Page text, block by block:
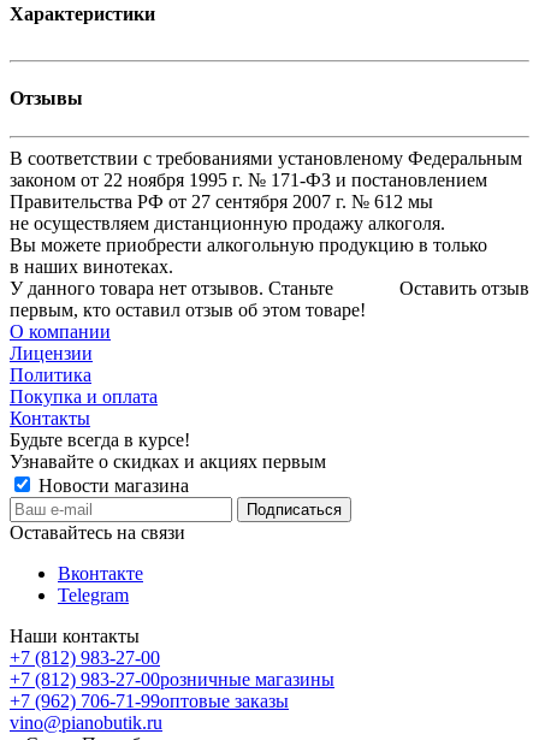
Характеристики
Отзывы
В соответствии с требованиями установленому Федеральным
законом от 22 ноября 1995 г. № 171-ФЗ и постановлением
Правительства РФ от 27 сентября 2007 г. № 612 мы
не осуществляем дистанционную продажу алкоголя.
Вы можете приобрести алкогольную продукцию в только
в наших винотеках.
Оставить отзыв
У данного товара нет отзывов. Станьте
первым, кто оставил отзыв об этом товаре!
О компании
Лицензии
Политика
Покупка и оплата
Контакты
Будьте всегда в курсе!
Узнавайте о скидках и акциях первым
Новости магазина
Оставайтесь на связи
Вконтакте
Telegram
Наши контакты
+7 (812) 983-27-00
+7 (812) 983-27-00розничные магазины
+7 (962) 706-71-99оптовые заказы
vino@pianobutik.ru